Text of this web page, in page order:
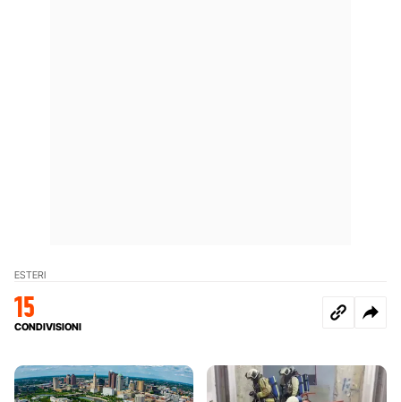
ESTERI
15
CONDIVISIONI